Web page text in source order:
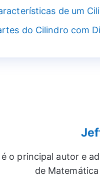
de um
do Cilindro com
o principal autor e
de